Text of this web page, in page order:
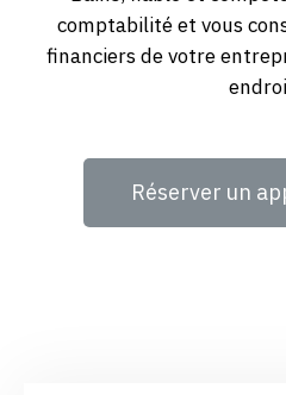
comptabilité et vous
financiers de votre
Réserver un